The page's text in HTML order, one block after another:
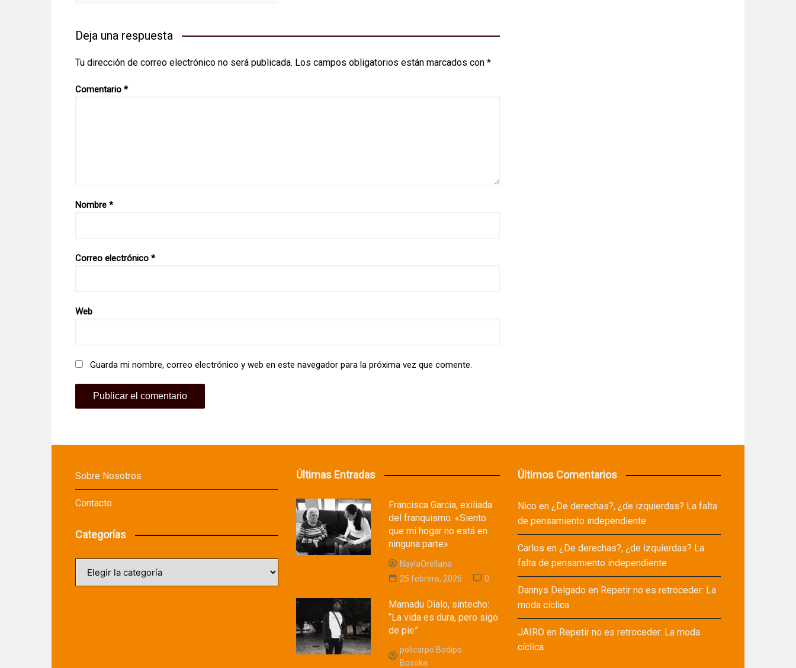
Deja una respuesta
Tu dirección de correo electrónico no será publicada. Los campos obligatorios están marcados con *
Comentario *
Nombre *
Correo electrónico *
Web
Guarda mi nombre, correo electrónico y web en este navegador para la próxima vez que comente.
Sobre Nosotros
Contacto
Categorías
Últimas Entradas
Francisca García, exiliada
del franquismo: «Siento
que mi hogar no está en
ninguna parte»
NaylaOrellana
25 febrero, 2026
0
Mamadu Dialo, sintecho:
“La vida es dura, pero sigo
de pie”
policarpo Bodipo
Bosoka
Últimos Comentarios
Nicoen ¿De derechas?, ¿de izquierdas? La falta
de pensamiento independiente
Carlos en ¿De derechas?, ¿de izquierdas? La
falta de pensamiento independiente
Dannys Delgadoen Repetir no es retroceder: La
moda cíclica
JAIROen Repetir no es retroceder: La moda
cíclica